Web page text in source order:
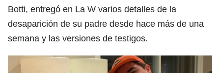
Botti, entregó en La W varios detalles de la
desaparición de su padre desde hace más de una
semana y las versiones de testigos.